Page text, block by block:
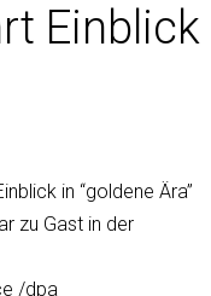
Einblick
zu Gast in der
/dpa